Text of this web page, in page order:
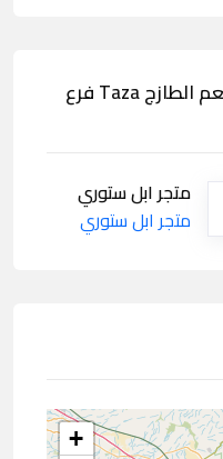
غوغل بلاي & ابل ستوري مطعم الطازج Taza فرع
متجر ابل ستوري
متجر ابل ستوري
+